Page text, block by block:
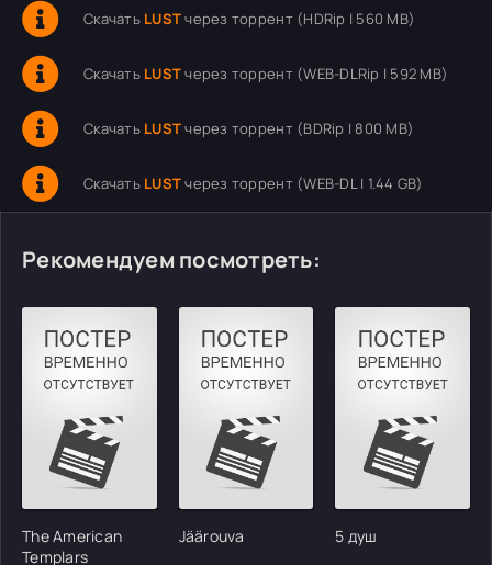
Скачать LUSTчерез торрент (HDRip | 560 MB)
Скачать LUSTчерез торрент (WEB-DLRip | 592 MB)
Скачать LUSTчерез торрент (BDRip | 800 MB)
Скачать LUSTчерез торрент (WEB-DL | 1.44 GB)
Рекомендуем посмотреть:
The American
Templars
Jäärouva 5 душ